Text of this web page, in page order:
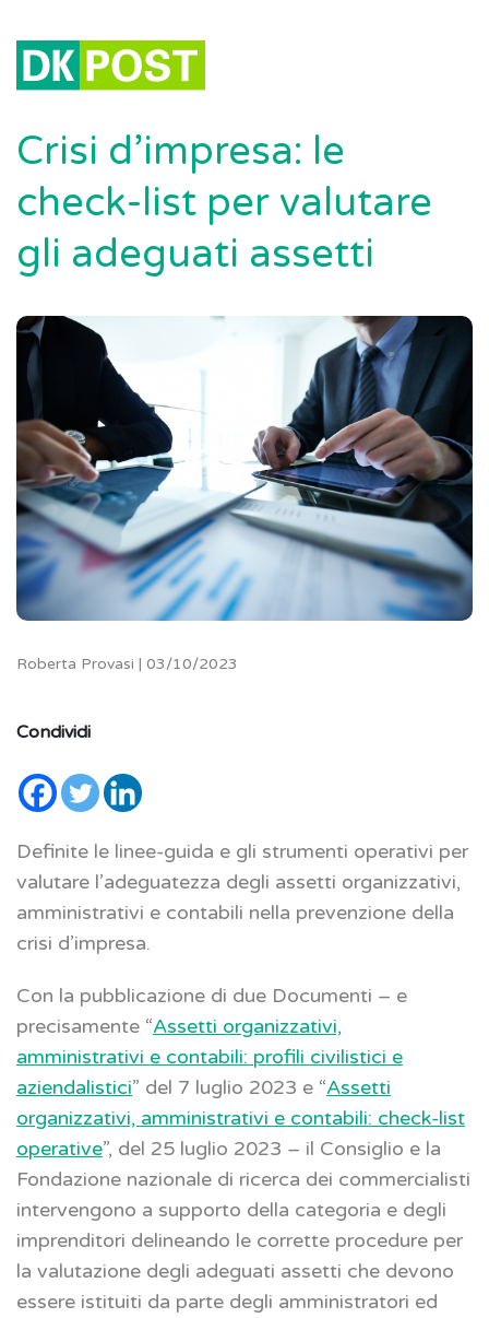
Crisi d’impresa: le
check-list per valutare
gli adeguati assetti
Roberta Provasi | 03/10/2023
Condividi
Definite le linee-guida e gli strumenti operativi per
valutare l’adeguatezza degli assetti organizzativi,
amministrativi e contabili nella prevenzione della
crisi d’impresa.
Con la pubblicazione di due Documenti – e
precisamente “Assetti organizzativi,
amministrativi e contabili: profili civilistici e
aziendalistici” del 7 luglio 2023 e “Assetti
organizzativi, amministrativi e contabili: check-list
operative”, del 25 luglio 2023 – il Consiglio e la
Fondazione nazionale di ricerca dei commercialisti
intervengono a supporto della categoria e degli
imprenditori delineando le corrette procedure per
la valutazione degli adeguati assetti che devono
essere istituiti da parte degli amministratori ed